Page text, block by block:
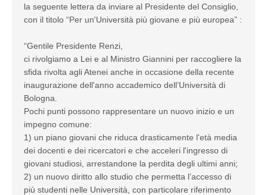
la seguente lettera da inviare al Presidente del Consiglio,
con il titolo “Per un'Università più giovane e più europea” :
“Gentile Presidente Renzi,
ci rivolgiamo a Lei e al Ministro Giannini per raccogliere la
sfida rivolta agli Atenei anche in occasione della recente
inaugurazione dell'anno accademico dell’Università di
Bologna.
Pochi punti possono rappresentare un nuovo inizio e un
impegno comune:
1) un piano giovani che riduca drasticamente l'età media
dei docenti e dei ricercatori e che acceleri l'ingresso di
giovani studiosi, arrestandone la perdita degli ultimi anni;
2) un nuovo diritto allo studio che permetta l’accesso di
più studenti nelle Università, con particolare riferimento